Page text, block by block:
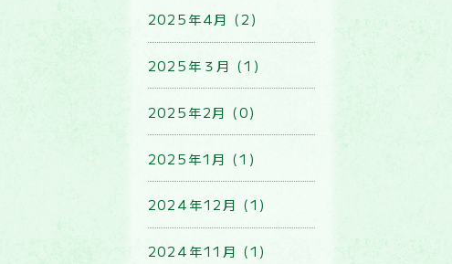
2025年4月 (2)
2025年３月 (1)
2025年2月 (0)
2025年1月 (1)
2024年12月 (1)
2024年11月 (1)